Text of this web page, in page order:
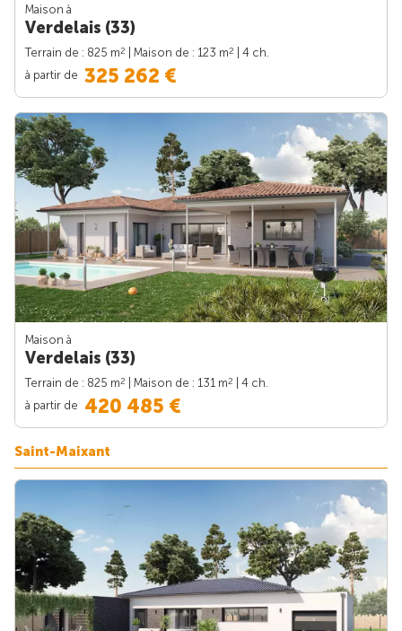
Maison à
Verdelais (33)
Terrain de : 825 m2 | Maison de : 123 m2
| 4 ch.
à partir de 325 262 €
Maison à
Verdelais (33)
Terrain de : 825 m2 | Maison de : 131 m2
| 4 ch.
à partir de 420 485 €
Saint-Maixant